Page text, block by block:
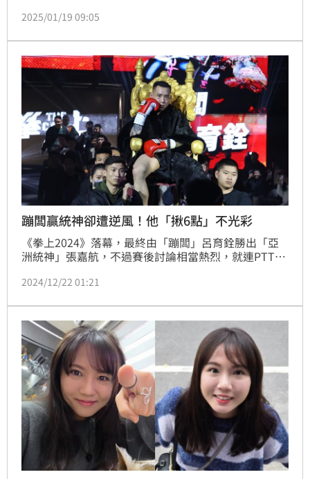
逆風發文，直說「我真的不需要公視」，貼文一出瞬間
2025/01/19 09:05
蹦闆贏統神卻遭逆風！他「揪6點」不光彩
《拳上2024》落幕，最終由「蹦闆」呂育銓勝出「亞
洲統神」張嘉航，不過賽後討論相當熱烈，就連PTT鄉
起」，2小時後「為何風向全部變成挺統神？」。對
2024/12/22 01:21